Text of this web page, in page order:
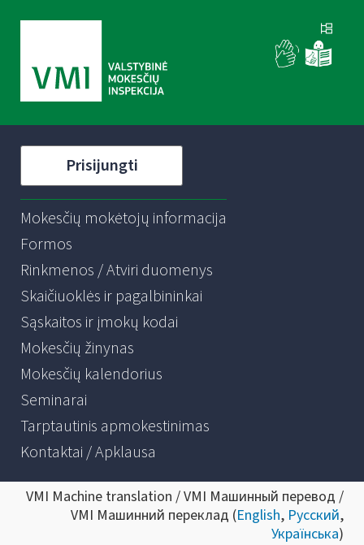
Prisijungti
Mokesčių mokėtojų informacija
Formos
Rinkmenos / Atviri duomenys
Skaičiuoklės ir pagalbininkai
Sąskaitos ir įmokų kodai
Mokesčių žinynas
Mokesčių kalendorius
Seminarai
Tarptautinis apmokestinimas
Kontaktai / Apklausa
VMI Machine translation / VMI Машинный перевод /
VMI Машинний переклад (English, Русский,
Українська)